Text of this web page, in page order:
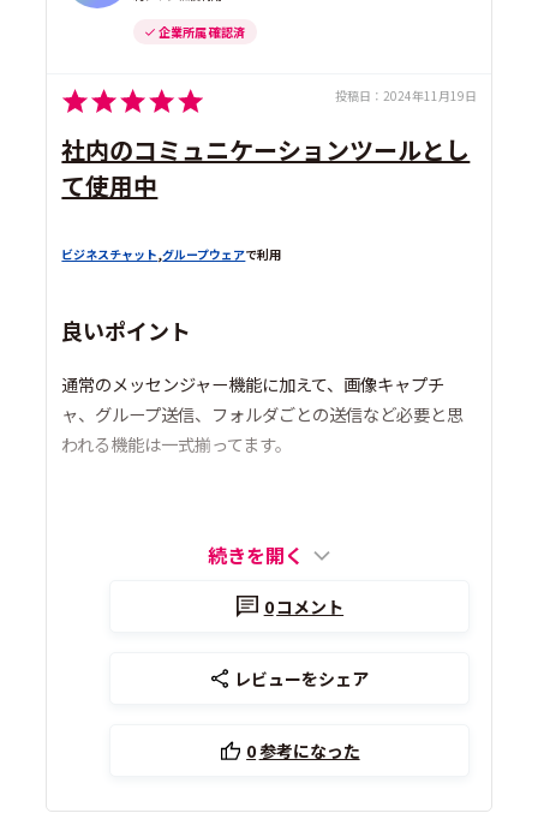
企業所属 確認済
投稿日： 2024年11月19日
社内のコミュニケーションツールとし
て使用中
ビジネスチャット,グループウェアで利用
良いポイント
通常のメッセンジャー機能に加えて、画像キャプチ
ャ、グループ送信、フォルダごとの送信など必要と思
われる機能は一式揃ってます。
続きを開く
0コメント
レビューをシェア
0参考になった